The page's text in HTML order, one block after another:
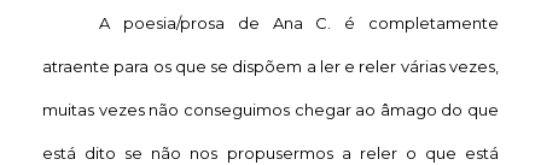
A poesia/prosa de Ana C. é completamente
atraente para os que se dispõem a ler e reler várias vezes,
muitas vezes não conseguimos chegar ao âmago do que
está dito se não nos propusermos a reler o que está